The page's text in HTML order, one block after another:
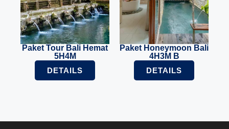
Paket Tour Bali Hemat
5H4M
DETAILS
Paket Honeymoon Bali
4H3M B
DETAILS